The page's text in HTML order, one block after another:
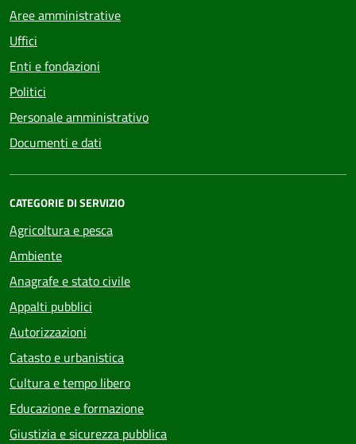
Aree amministrative
Uffici
Enti e fondazioni
Politici
Personale amministrativo
Documenti e dati
CATEGORIE DI SERVIZIO
Agricoltura e pesca
Ambiente
Anagrafe e stato civile
Appalti pubblici
Autorizzazioni
Catasto e urbanistica
Cultura e tempo libero
Educazione e formazione
Giustizia e sicurezza pubblica